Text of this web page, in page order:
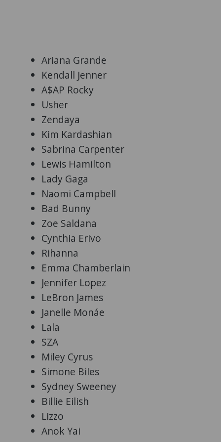
Ariana Grande
Kendall Jenner
A$AP Rocky
Usher
Zendaya
Kim Kardashian
Sabrina Carpenter
Lewis Hamilton
Lady Gaga
Naomi Campbell
Bad Bunny
Zoe Saldana
Cynthia Erivo
Rihanna
Emma Chamberlain
Jennifer Lopez
LeBron James
Janelle Monáe
Lala
SZA
Miley Cyrus
Simone Biles
Sydney Sweeney
Billie Eilish
Lizzo
Anok Yai